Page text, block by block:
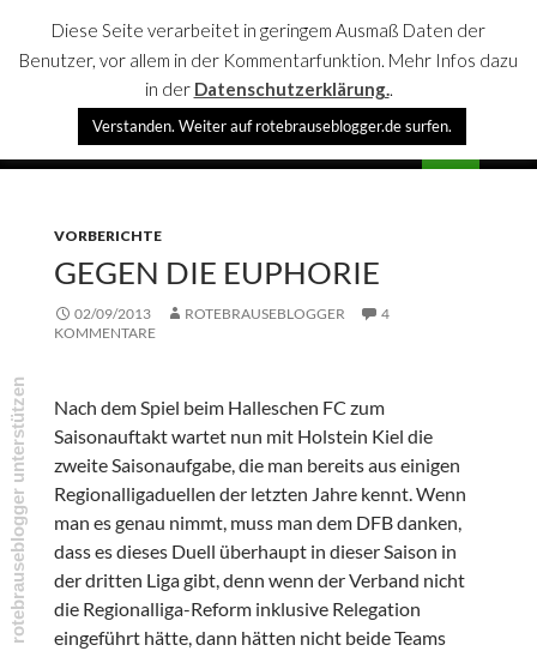
rotebrauseblogger
SPRINGE
VORBERICHTE
GEGEN DIE EUPHORIE
02/09/2013 ROTEBRAUSEBLOGGER
4
KOMMENTARE
Nach dem Spiel beim Halleschen FC zum
Saisonauftakt wartet nun mit Holstein Kiel die
zweite Saisonaufgabe, die man bereits aus einigen
Regionalligaduellen der letzten Jahre kennt. Wenn
man es genau nimmt, muss man dem DFB danken,
dass es dieses Duell überhaupt in dieser Saison in
der dritten Liga gibt, denn wenn der Verband nicht
die Regionalliga-Reform inklusive Relegation
eingeführt hätte, dann hätten nicht beide Teams
Diese Seite verarbeitet in geringem Ausmaß Daten der
Benutzer, vor allem in der Kommentarfunktion. Mehr Infos dazu
in der Datenschutzerklärung..
Verstanden. Weiter auf rotebrauseblogger.de surfen.
rotebrauseblogger unterstützen